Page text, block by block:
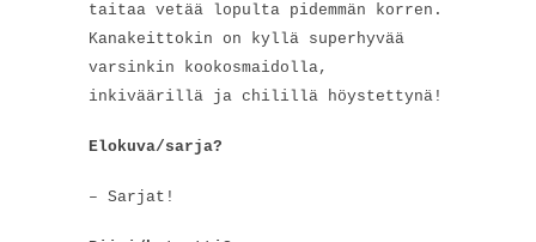
taitaa vetää lopulta pidemmän korren.
Kanakeittokin on kyllä superhyvää
varsinkin kookosmaidolla,
inkiväärillä ja chilillä höystettynä!
Elokuva/sarja?
– Sarjat!